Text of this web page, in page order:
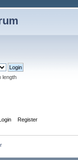
length
Register